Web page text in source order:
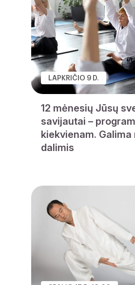
LAPKRIČIO 9 D.
12 mėnesių Jūsų
savijautai –
kiekvienam. Galima
dalimis